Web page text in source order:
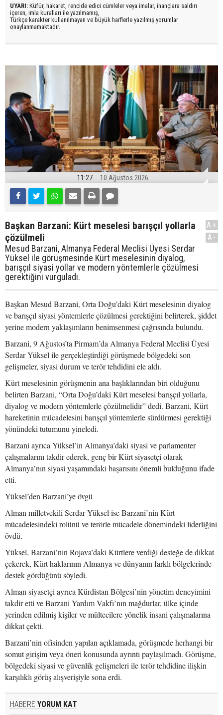
UYARI: Küfür, hakaret, rencide edici cümleler veya imalar, inançlara saldırı
içeren, imla kuralları ile yazılmamış,
Türkçe karakter kullanılmayan ve büyük harflerle yazılmış yorumlar
onaylanmamaktadır.
11:27 10 Ağustos 2026
Başkan Barzani: Kürt meselesi barışçıl yollarla
çözülmeli
Mesud Barzani, Almanya Federal Meclisi Üyesi Serdar
Yüksel ile görüşmesinde Kürt meselesinin diyalog,
barışçıl siyasi yollar ve modern yöntemlerle çözülmesi
gerektiğini vurguladı.
A+
A-
Başkan Mesud Barzani, Orta Doğu’daki Kürt meselesinin diyalog
ve barışçıl siyasi yöntemlerle çözülmesi gerektiğini belirterek, şiddet
yerine modern yaklaşımların benimsenmesi çağrısında bulundu.
Barzani, 9 Ağustos’ta Pirmam’da Almanya Federal Meclisi Üyesi
Serdar Yüksel ile gerçekleştirdiği görüşmede bölgedeki son
gelişmeler, siyasi durum ve terör tehdidini ele aldı.
Kürt meselesinin görüşmenin ana başlıklarından biri olduğunu
belirten Barzani, “Orta Doğu’daki Kürt meselesi barışçıl yollarla,
diyalog ve modern yöntemlerle çözülmelidir” dedi. Barzani, Kürt
hareketinin mücadelesini barışçıl yöntemlerle sürdürmesi gerektiği
yönündeki tutumunu yineledi.
Barzani ayrıca Yüksel’in Almanya’daki siyasi ve parlamenter
çalışmalarını takdir ederek, genç bir Kürt siyasetçi olarak
Almanya’nın siyasi yaşamındaki başarısını önemli bulduğunu ifade
etti.
Yüksel’den Barzani’ye övgü
Alman milletvekili Serdar Yüksel ise Barzani’nin Kürt
mücadelesindeki rolünü ve terörle mücadele dönemindeki liderliğini
övdü.
Yüksel, Barzani’nin Rojava’daki Kürtlere verdiği desteğe de dikkat
çekerek, Kürt haklarının Almanya ve dünyanın farklı bölgelerinde
destek gördüğünü söyledi.
Alman siyasetçi ayrıca Kürdistan Bölgesi’nin yönetim deneyimini
takdir etti ve Barzani Yardım Vakfı’nın mağdurlar, ülke içinde
yerinden edilmiş kişiler ve mültecilere yönelik insani çalışmalarına
dikkat çekti.
Barzani’nin ofisinden yapılan açıklamada, görüşmede herhangi bir
somut girişim veya öneri konusunda ayrıntı paylaşılmadı. Görüşme,
bölgedeki siyasi ve güvenlik gelişmeleri ile terör tehdidine ilişkin
karşılıklı görüş alışverişiyle sona erdi.
HABERE YORUM KAT